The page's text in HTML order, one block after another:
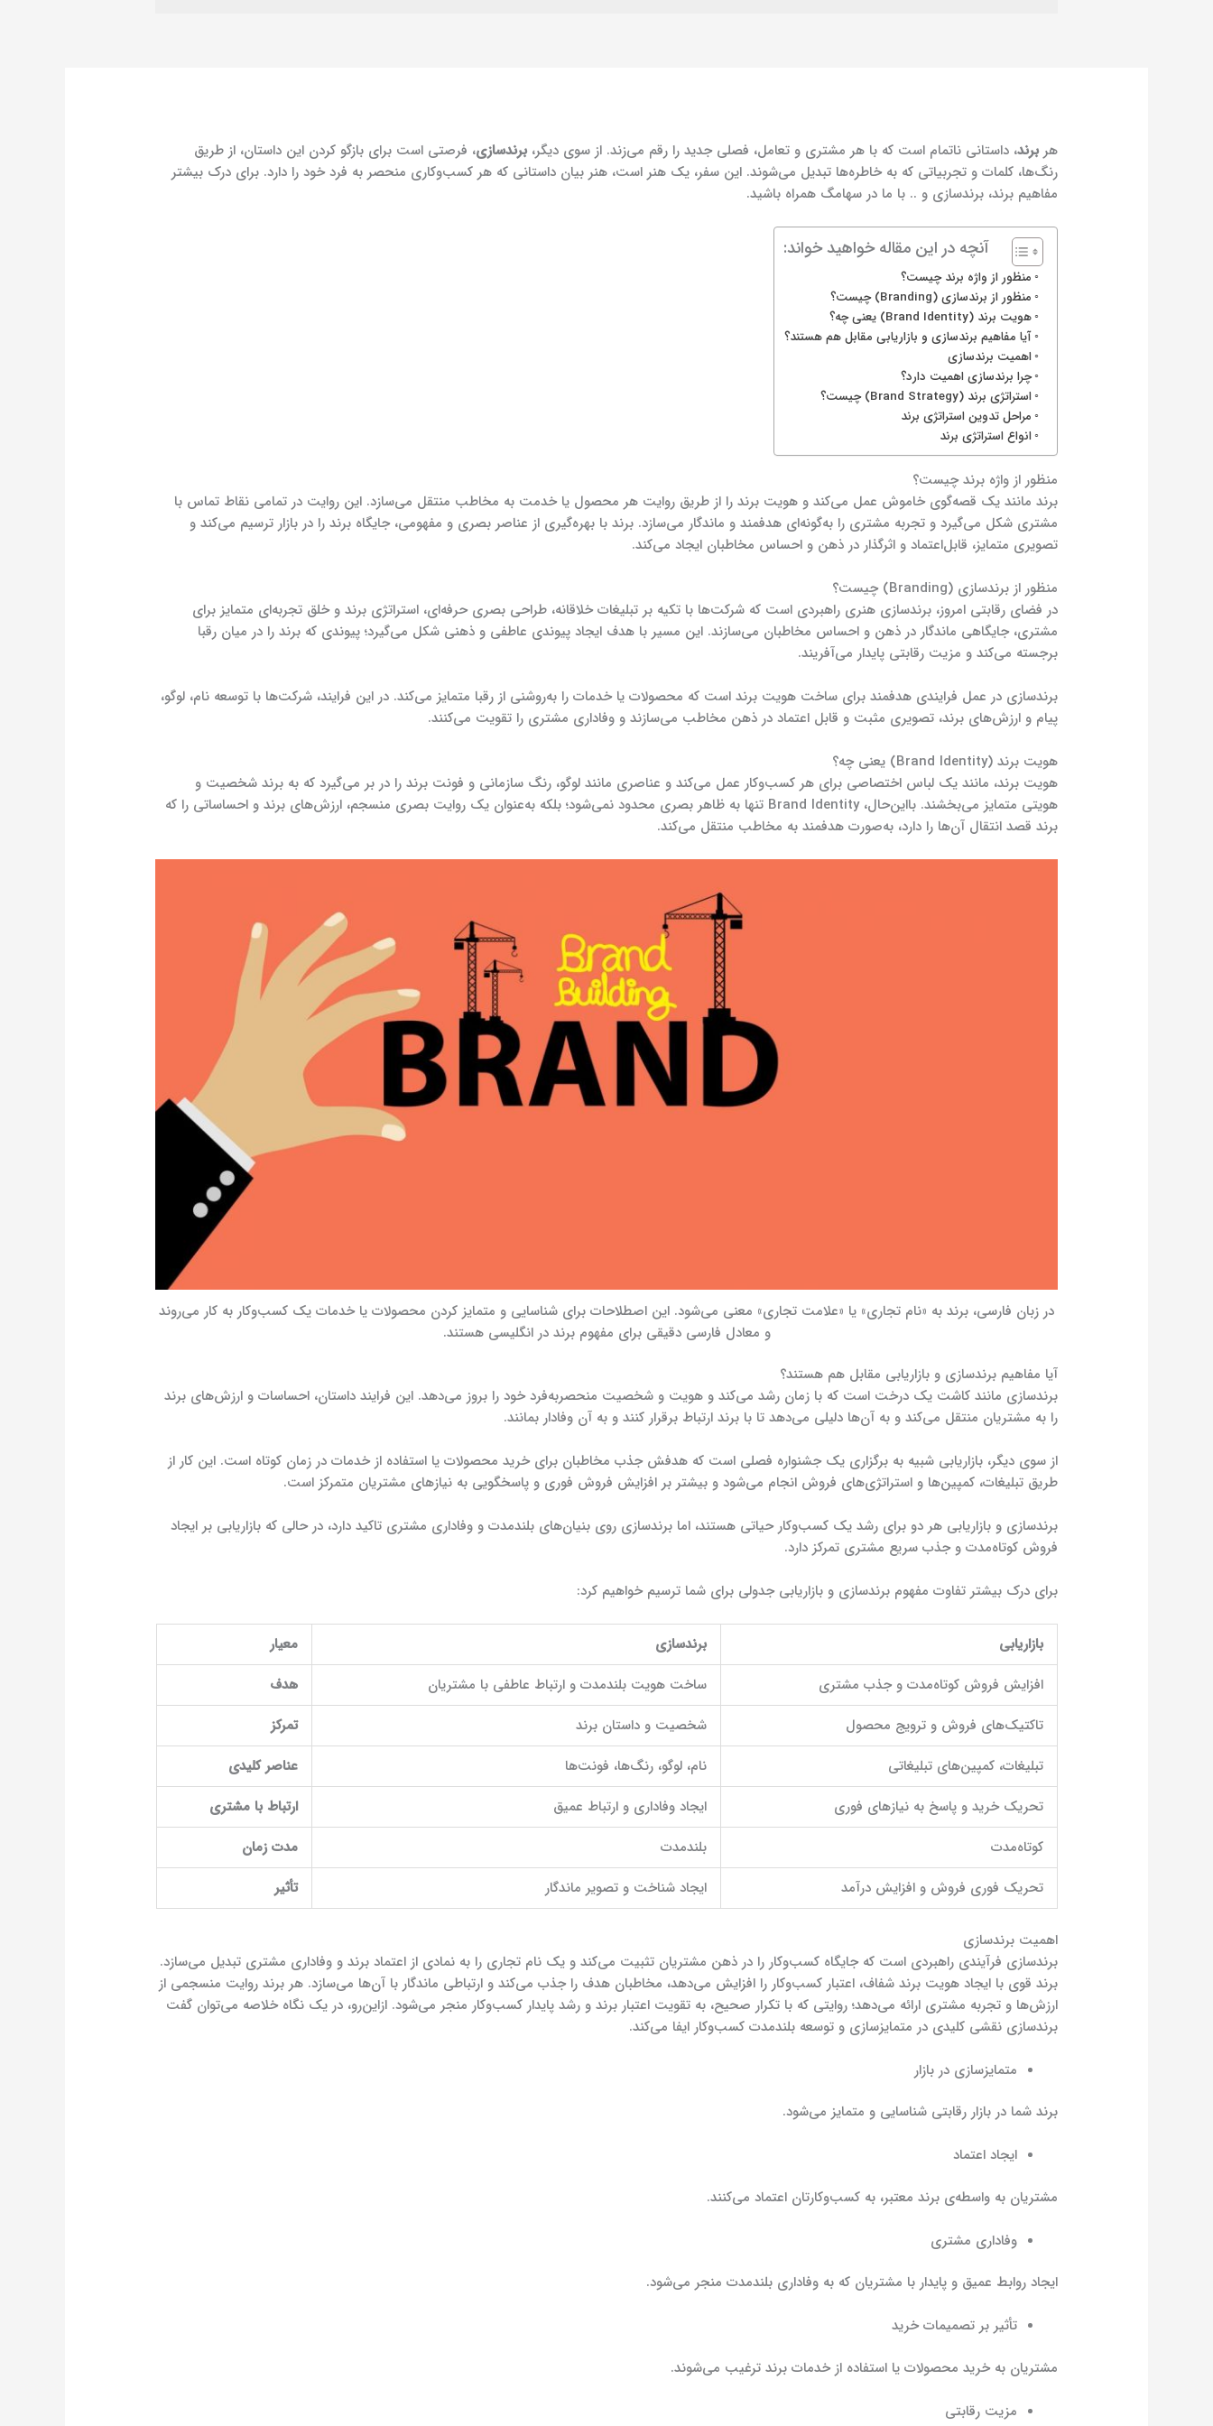
هربرند، داستانی ناتمام است که با هر مشتری و تعامل، فصلی جدید را رقم می‌زند. از سوی دیگر،برندسازی، فرصتی است برای بازگو کردن این داستان، از طریق
رنگ‌ها، کلمات و تجربیاتی که به خاطره‌ها تبدیل می‌شوند. این سفر، یک هنر است، هنر بیان داستانی که هر کسب‌وکاری منحصر به فرد خود را دارد. برای درک بیشتر
مفاهیم برند، برندسازی و .. با ما درسهامگهمراه باشید.
آنچه در این مقاله خواهید خواند:
منظور از واژه برند چیست؟
منظور از برندسازی (Branding) چیست؟
هویت برند (Brand Identity) یعنی چه؟
آیا مفاهیم برندسازی و بازاریابی مقابل هم هستند؟
اهمیت برندسازی
چرا برندسازی اهمیت دارد؟
استراتژی برند (Brand Strategy) چیست؟
مراحل تدوین استراتژی برند
انواع استراتژی برند
منظور از واژه برند چیست؟
برند مانند یک قصه‌گوی خاموش عمل می‌کند و هویت برند را از طریق روایت هر محصول یا خدمت به مخاطب منتقل می‌سازد. این روایت در تمامی نقاط تماس با
مشتری شکل می‌گیرد و تجربه مشتری را به‌گونه‌ای هدفمند و ماندگار می‌سازد. برند با بهره‌گیری از عناصر بصری و مفهومی، جایگاه برند را در بازار ترسیم می‌کند و
تصویری متمایز، قابل‌اعتماد و اثرگذار در ذهن و احساس مخاطبان ایجاد می‌کند.
منظور از برندسازی (Branding) چیست؟
در فضای رقابتی امروز، برندسازی هنری راهبردی است که شرکت‌ها با تکیه بر تبلیغات خلاقانه، طراحی بصری حرفه‌ای، استراتژی برند و خلق تجربه‌ای متمایز برای
مشتری، جایگاهی ماندگار در ذهن و احساس مخاطبان می‌سازند. این مسیر با هدف ایجاد پیوندی عاطفی و ذهنی شکل می‌گیرد؛ پیوندی که برند را در میان رقبا
برجسته می‌کند و مزیت رقابتی پایدار می‌آفریند.
برندسازی در عمل فرایندی هدفمند برای ساخت هویت برند است که محصولات یا خدمات را به‌روشنی از رقبا متمایز می‌کند. در این فرایند، شرکت‌ها با توسعه نام، لوگو،
پیام و ارزش‌های برند، تصویری مثبت و قابل اعتماد در ذهن مخاطب می‌سازند و وفاداری مشتری را تقویت می‌کنند.
هویت برند (Brand Identity) یعنی چه؟
هویت برند، مانند یک لباس اختصاصی برای هر کسب‌وکار عمل می‌کند و عناصری مانند لوگو، رنگ سازمانی و فونت برند را در بر می‌گیرد که به برند شخصیت و
هویتی متمایز می‌بخشند. بااین‌حال، Brand Identity تنها به ظاهر بصری محدود نمی‌شود؛ بلکه به‌عنوان یک روایت بصری منسجم، ارزش‌های برند و احساساتی را که
برند قصد انتقال آن‌ها را دارد، به‌صورت هدفمند به مخاطب منتقل می‌کند.
در زبان فارسی، برند به «نام تجاری» یا «علامت تجاری» معنی می‌شود. این اصطلاحات برای شناسایی و متمایز کردن محصولات یا خدمات یک کسب‌وکار به کار می‌روند
و معادل فارسی دقیقی برای مفهوم برند در انگلیسی هستند.
آیا مفاهیم برندسازی و بازاریابی مقابل هم هستند؟
برندسازی مانند کاشت یک درخت است که با زمان رشد می‌کند و هویت و شخصیت منحصربه‌فرد خود را بروز می‌دهد. این فرایند داستان، احساسات و ارزش‌های برند
را به مشتریان منتقل می‌کند و به آن‌ها دلیلی می‌دهد تا با برند ارتباط برقرار کنند و به آن وفادار بمانند.
از سوی دیگر، بازاریابی شبیه به برگزاری یک جشنواره فصلی است که هدفش جذب مخاطبان برای خرید محصولات یا استفاده از خدمات در زمان کوتاه است. این کار از
طریق تبلیغات، کمپین‌ها و استراتژی‌های فروش انجام می‌شود و بیشتر بر افزایش فروش فوری و پاسخگویی به نیازهای مشتریان متمرکز است.
برندسازی و بازاریابی هر دو برای رشد یک کسب‌وکار حیاتی هستند، اما برندسازی روی بنیان‌های بلندمدت و وفاداری مشتری تاکید دارد، در حالی که بازاریابی بر ایجاد
فروش کوتاه‌مدت و جذب سریع مشتری تمرکز دارد.
برای درک بیشتر تفاوت مفهوم برندسازی و بازاریابی جدولی برای شما ترسیم خواهیم کرد:
بازاریابی برندسازی
معیار
افزایش فروش کوتاه‌مدت و جذب مشتری
ساخت هویت بلندمدت و ارتباط عاطفی با مشتریان
هدف
تاکتیک‌های فروش و ترویج محصول
شخصیت و داستان برند
تمرکز
تبلیغات، کمپین‌های تبلیغاتی
نام، لوگو، رنگ‌ها، فونت‌ها
عناصر کلیدی
تحریک خرید و پاسخ به نیازهای فوری
ایجاد وفاداری و ارتباط عمیق
ارتباط با مشتری
کوتاه‌مدت
بلندمدت
مدت زمان
تحریک فوری فروش و افزایش درآمد
ایجاد شناخت و تصویر ماندگار تأثیر
اهمیت برندسازی
برندسازی فرآیندی راهبردی است که جایگاه کسب‌وکار را در ذهن مشتریان تثبیت می‌کند و یک نام تجاری را به نمادی از اعتماد برند و وفاداری مشتری تبدیل می‌سازد.
برند قوی با ایجاد هویت برند شفاف، اعتبار کسب‌وکار را افزایش می‌دهد، مخاطبان هدف را جذب می‌کند و ارتباطی ماندگار با آن‌ها می‌سازد. هر برند روایت منسجمی از
ارزش‌ها و تجربه مشتری ارائه می‌دهد؛ روایتی که با تکرار صحیح، به تقویت اعتبار برند و رشد پایدار کسب‌وکار منجر می‌شود. ازاین‌رو، در یک نگاه خلاصه می‌توان گفت
برندسازی نقشی کلیدی در متمایزسازی و توسعه بلندمدت کسب‌وکار ایفا می‌کند.
متمایزسازی در بازار
برند شما در بازار رقابتی شناسایی و متمایز می‌شود.
ایجاد اعتماد
مشتریان به واسطه‌ی برند معتبر، به کسب‌وکارتان اعتماد می‌کنند.
وفاداری مشتری
ایجاد روابط عمیق و پایدار با مشتریان که به وفاداری بلندمدت منجر می‌شود.
تأثیر بر تصمیمات خرید
مشتریان به خرید محصولات یا استفاده از خدمات برند ترغیب می‌شوند.
مزیت رقابتی